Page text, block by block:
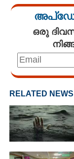
ഒരു
RELATED NEWS